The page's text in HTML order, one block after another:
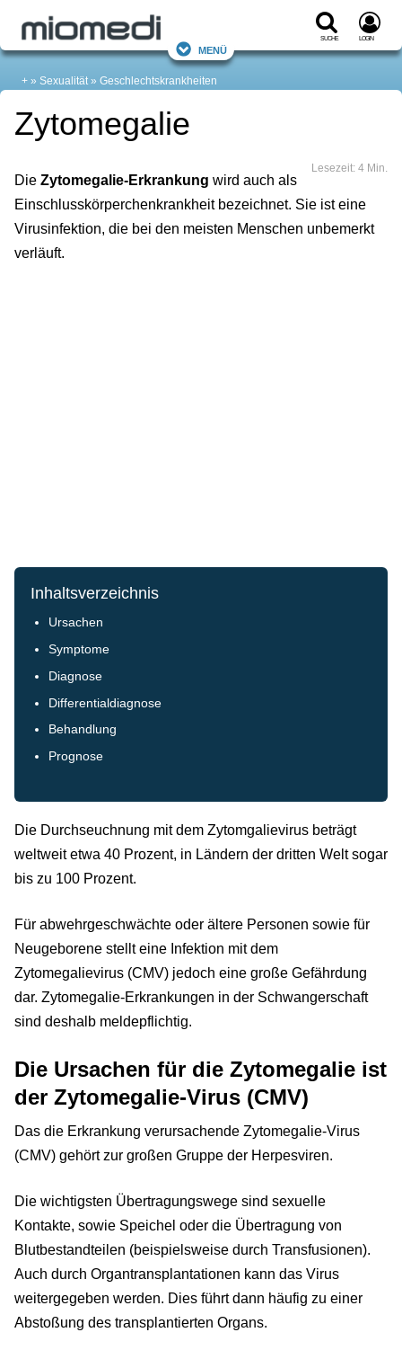
Suche Login
Menü
+ Sexualität Geschlechtskrankheiten
Zytomegalie
Lesezeit: 4 Min.
Die Zytomegalie-Erkrankung wird auch als
Einschlusskörperchenkrankheit bezeichnet. Sie ist eine
Virusinfektion, die bei den meisten Menschen unbemerkt
verläuft.
Inhaltsverzeichnis
Ursachen
Symptome
Diagnose
Differentialdiagnose
Behandlung
Prognose
Die Durchseuchnung mit dem Zytomgalievirus beträgt
weltweit etwa 40 Prozent, in Ländern der dritten Welt sogar
bis zu 100 Prozent.
Für abwehrgeschwächte oder ältere Personen sowie für
Neugeborene stellt eine Infektion mit dem
Zytomegalievirus (CMV) jedoch eine große Gefährdung
dar. Zytomegalie-Erkrankungen in der Schwangerschaft
sind deshalb meldepflichtig.
Die Ursachen für die Zytomegalie ist
der Zytomegalie-Virus (CMV)
Das die Erkrankung verursachende Zytomegalie-Virus
(CMV) gehört zur großen Gruppe der Herpesviren.
Die wichtigsten Übertragungswege sind sexuelle
Kontakte, sowie Speichel oder die Übertragung von
Blutbestandteilen (beispielsweise durch Transfusionen).
Auch durch Organtransplantationen kann das Virus
weitergegeben werden. Dies führt dann häufig zu einer
Abstoßung des transplantierten Organs.